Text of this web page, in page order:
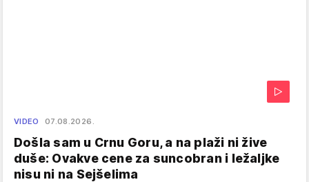
VIDEO 07.08.2026.
Došla sam u Crnu Goru, a na plaži ni žive
duše: Ovakve cene za suncobran i ležaljke
nisu ni na Sejšelima